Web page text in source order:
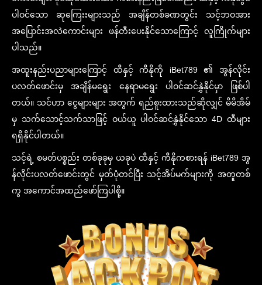
ပါဝင်သော ဆုကြေးးများသည် အချိန်တစ်ခဏတွင်း သင့်ဘဝအား
အပြောင်းအလဲကောင်းများ ဖန်တီးပေးနိုင်သောကြောင့် လူကြိုက်များ
ပါသည်။
အထူးနည်းပညာများကြောင့် ထီနှင့် ကီနိုကို iBet789 ၏ အွန်လိုင်း
ပလတ်ဖောင်းမှ အချိန်မရွေး နေရာမရွေး ပါဝင်ဆင်နွှဲနိုင်မှာ ဖြစ်ပါ
တယ်။ သင်ဟာ ငွေများများ အတွက် ရည်စူးထားသည်ဆိုလျှင် မိမိအိမ်
မှ သက်သောင့်သက်သာဖြင့် ဝယ်ယူ ပါဝင်ဆင်နွှဲနိုင်သော 4D ထီများ
ရရှိနိုင်ပါတယ်။
သင့်ရဲ့ စမတ်ပစ္စည်း တစ်ခုခုမှ ယခုပဲ ထီနှင့် ကီနိုကစားရန် iBet789 အွ
န်လိုင်းပလတ်ဖောင်းတွင် မှတ်ပုံတင်ပြီး သင့်အိပ်မက်များကို အတူတစ်
ကွ အကောင်အထည်ဖော်ကြပါစို့။